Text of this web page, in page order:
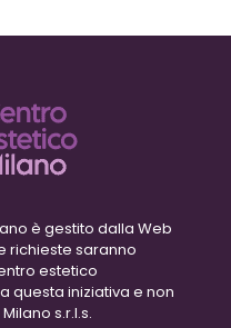
è gestito dalla Web
richieste saranno
estetico
questa iniziativa e non
s.r.l.s.